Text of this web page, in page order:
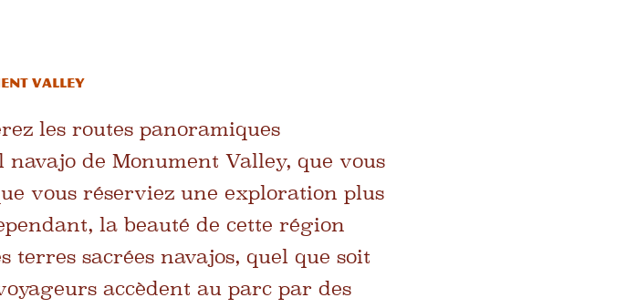
Valley
les routes panoramiques
de Monument Valley, que vous
vous réserviez une exploration plus
la beauté de cette région
terres sacrées navajos, quel que soit
accèdent au parc par des